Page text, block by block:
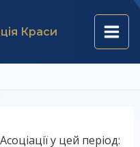
Краси
Main
у цей період: